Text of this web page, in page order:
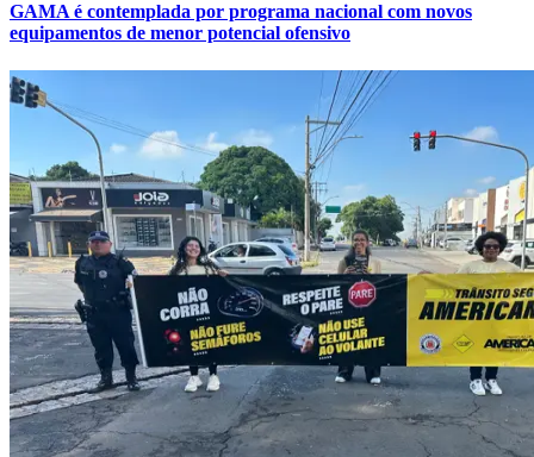
Atlético-MG
GAMA é contemplada por programa nacional com novos
equipamentos de menor potencial ofensivo